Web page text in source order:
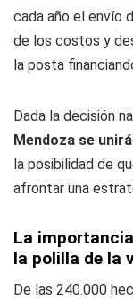
cada año el envío
de los costos y
la posta
Dada la decisión
Mendoza se
la posibilidad de
afrontar una
La
la polilla de la
De las 240.000